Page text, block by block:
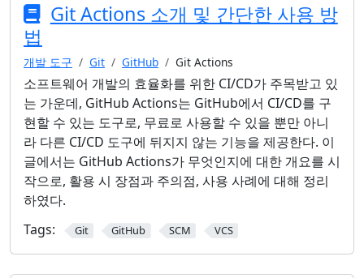
Git Actions 소개 및 간단한 사용 방
법
개발 도구 Git GitHub Git Actions
소프트웨어 개발의 효율화를 위한 CI/CD가 주목받고 있
는 가운데, GitHub Actions는 GitHub에서 CI/CD를 구
현할 수 있는 도구로, 무료로 사용할 수 있을 뿐만 아니
라 다른 CI/CD 도구에 뒤지지 않는 기능을 제공한다. 이
글에서는 GitHub Actions가 무엇인지에 대한 개요를 시
작으로, 활용 시 장점과 주의점, 사용 사례에 대해 정리
하였다.
Tags:
Git GitHub SCM VCS